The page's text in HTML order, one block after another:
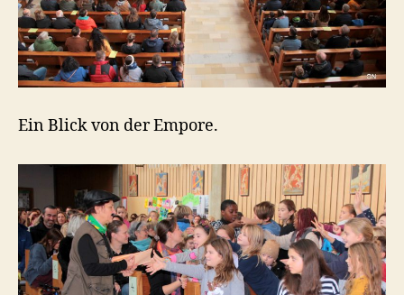
Ein Blick von der Empore.